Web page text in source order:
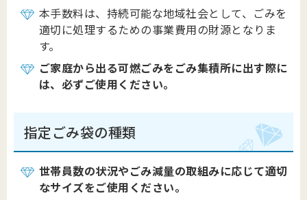
本手数料は、持続可能な地域社会として、ごみを
適切に処理するための事業費用の財源となりま
す。
ご家庭から出る可燃ごみをごみ集積所に出す際に
は、必ずご使用ください。
指定ごみ袋の種類
世帯員数の状況やごみ減量の取組みに応じて適切
なサイズをご使用ください。